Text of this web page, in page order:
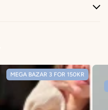
MEGA BAZAR 3 FOR 150KR